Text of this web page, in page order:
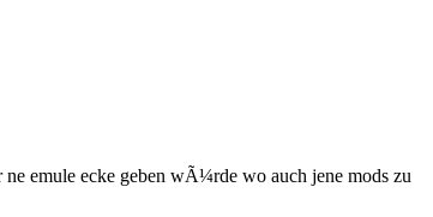
ne emule ecke geben wÃ¼rde wo auch jene mods zu